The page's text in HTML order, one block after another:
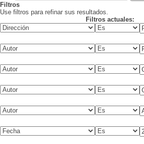
Filtros
Use filtros para refinar sus resultados.
Filtros actuales: